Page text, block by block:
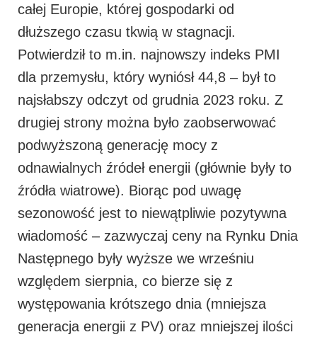
całej Europie, której gospodarki od
dłuższego czasu tkwią w stagnacji.
Potwierdził to m.in. najnowszy indeks PMI
dla przemysłu, który wyniósł 44,8 – był to
najsłabszy odczyt od grudnia 2023 roku. Z
drugiej strony można było zaobserwować
podwyższoną generację mocy z
odnawialnych źródeł energii (głównie były to
źródła wiatrowe). Biorąc pod uwagę
sezonowość jest to niewątpliwie pozytywna
wiadomość – zazwyczaj ceny na Rynku Dnia
Następnego były wyższe we wrześniu
względem sierpnia, co bierze się z
występowania krótszego dnia (mniejsza
generacja energii z PV) oraz mniejszej ilości